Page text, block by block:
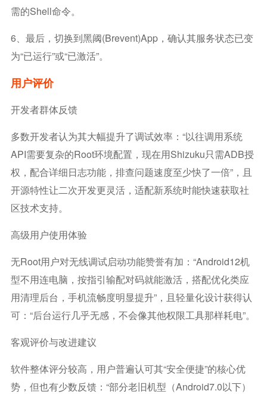
需的Shell命令。
6、最后，切换到黑阈(Brevent)App，确认其服务状态已变
为“已运行”或“已激活”。
用户评价
开发者群体反馈
多数开发者认为其大幅提升了调试效率：“以往调用系统
API需要复杂的Root环境配置，现在用Shizuku只需ADB授
权，配合详细日志功能，排查问题速度至少快了一倍”，且
开源特性让二次开发更灵活，适配新系统时能快速获取社
区技术支持。
高级用户使用体验
无Root用户对无线调试启动功能赞誉有加：“Android12机
型不用连电脑，按指引输配对码就能激活，搭配优化类应
用清理后台，手机流畅度明显提升”，且轻量化设计获得认
可：“后台运行几乎无感，不会像其他权限工具那样耗电”。
客观评价与改进建议
软件整体评分较高，用户普遍认可其“安全便捷”的核心优
势，但也有少数反馈：“部分老旧机型（Android7.0以下）